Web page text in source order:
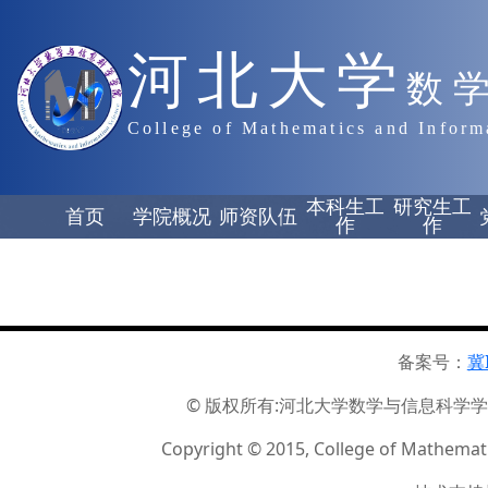
河北大学 数
College of Mathematics and
首页 学院概况 师资队伍 本科生工
作
研究生工
作
备案号：
© 版权所有:河北大学数学与信息科
Copyright © 2015, College of